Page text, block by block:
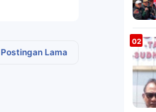
Postingan Lama